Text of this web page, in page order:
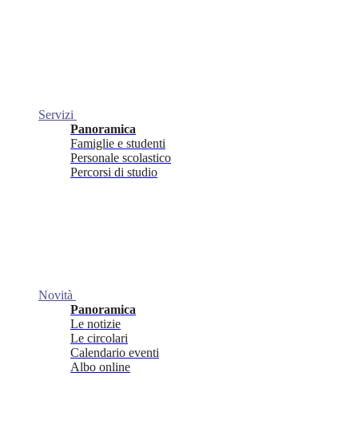
Servizi
Panoramica
Famiglie e studenti
Personale scolastico
Percorsi di studio
Novità
Panoramica
Le notizie
Le circolari
Calendario eventi
Albo online